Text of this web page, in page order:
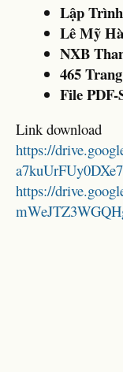
Lập
Lê Mỹ
NXB
465 Trang
File PDF-
Link download
https://
https://